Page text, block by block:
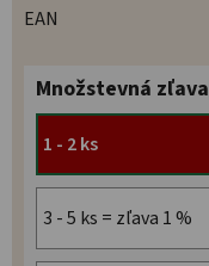
EAN
Množstevná zľava
1 - 2 ks
3 - 5 ks = zľava 1 %